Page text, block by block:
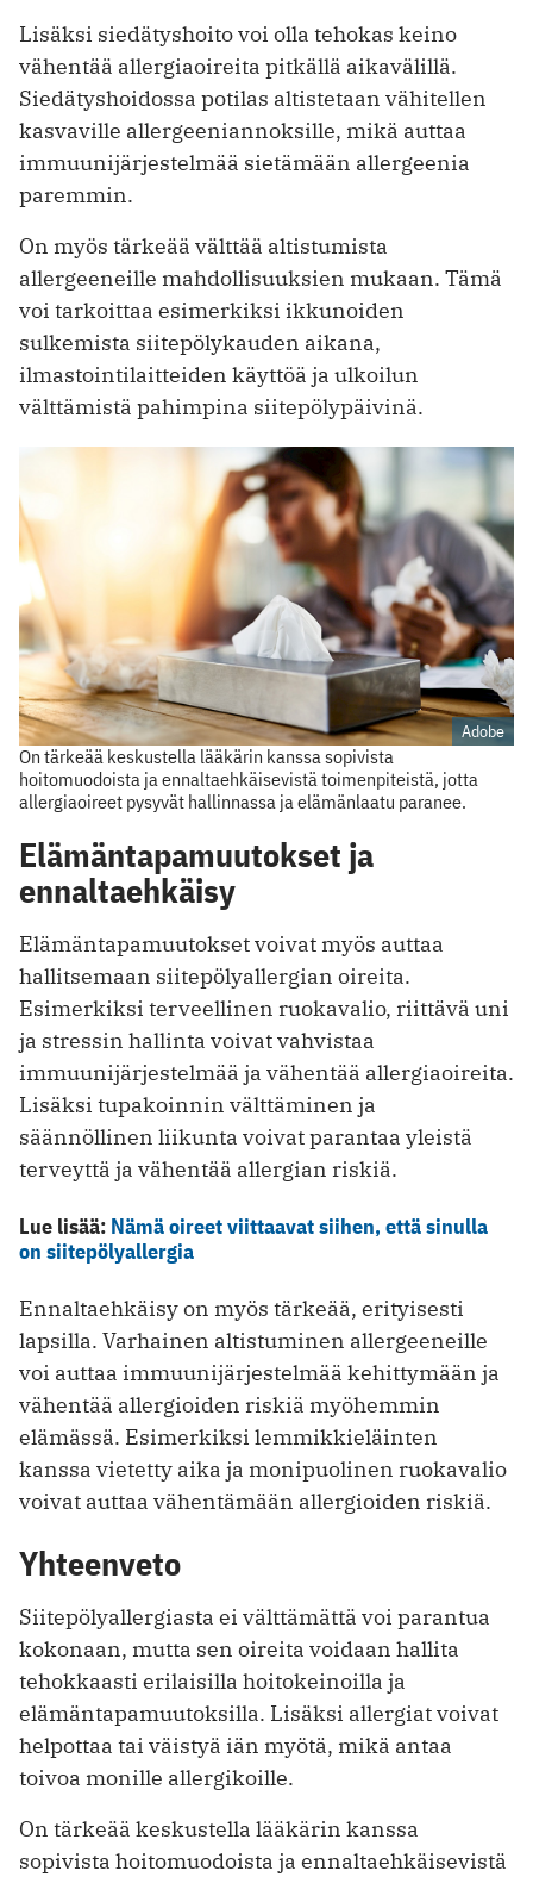
Lisäksi siedätyshoito voi olla tehokas keino
vähentää allergiaoireita pitkällä aikavälillä.
Siedätyshoidossa potilas altistetaan vähitellen
kasvaville allergeeniannoksille, mikä auttaa
immuunijärjestelmää sietämään allergeenia
paremmin.
On myös tärkeää välttää altistumista
allergeeneille mahdollisuuksien mukaan. Tämä
voi tarkoittaa esimerkiksi ikkunoiden
sulkemista siitepölykauden aikana,
ilmastointilaitteiden käyttöä ja ulkoilun
välttämistä pahimpina siitepölypäivinä.
Adobe
On tärkeää keskustella lääkärin kanssa sopivista
hoitomuodoista ja ennaltaehkäisevistä toimenpiteistä, jotta
allergiaoireet pysyvät hallinnassa ja elämänlaatu paranee.
Elämäntapamuutokset ja
ennaltaehkäisy
Elämäntapamuutokset voivat myös auttaa
hallitsemaan siitepölyallergian oireita.
Esimerkiksi terveellinen ruokavalio, riittävä uni
ja stressin hallinta voivat vahvistaa
immuunijärjestelmää ja vähentää allergiaoireita.
Lisäksi tupakoinnin välttäminen ja
säännöllinen liikunta voivat parantaa yleistä
terveyttä ja vähentää allergian riskiä.
Lue lisää: Nämä oireet viittaavat siihen, että sinulla
on siitepölyallergia
Ennaltaehkäisy on myös tärkeää, erityisesti
lapsilla. Varhainen altistuminen allergeeneille
voi auttaa immuunijärjestelmää kehittymään ja
vähentää allergioiden riskiä myöhemmin
elämässä. Esimerkiksi lemmikkieläinten
kanssa vietetty aika ja monipuolinen ruokavalio
voivat auttaa vähentämään allergioiden riskiä.
Yhteenveto
Siitepölyallergiasta ei välttämättä voi parantua
kokonaan, mutta sen oireita voidaan hallita
tehokkaasti erilaisilla hoitokeinoilla ja
elämäntapamuutoksilla. Lisäksi allergiat voivat
helpottaa tai väistyä iän myötä, mikä antaa
toivoa monille allergikoille.
On tärkeää keskustella lääkärin kanssa
sopivista hoitomuodoista ja ennaltaehkäisevistä